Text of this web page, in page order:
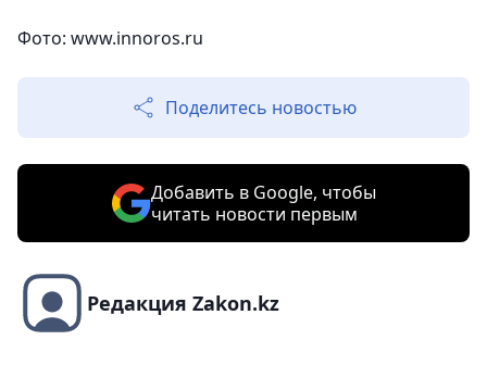
Фото: www.innoros.ru
Поделитесь новостью
Добавить в Google, чтобы
читать новости первым
Редакция Zakon.kz